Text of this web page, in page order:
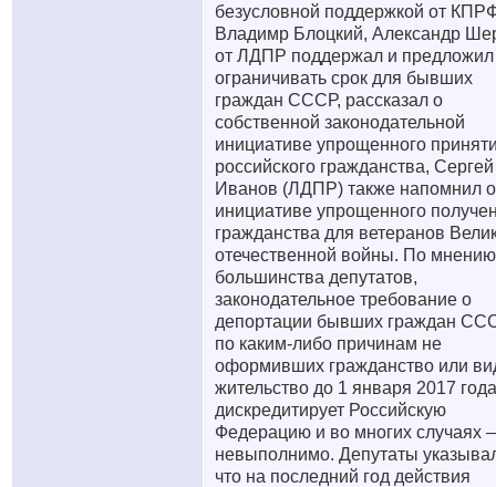
безусловной поддержкой от
Владимр Блоцкий, Александр
от ЛДПР поддержал и предложил
ограничивать срок для бывших
граждан СССР, рассказал о
собственной законодательной
инициативе упрощенного
российского гражданства, Сергей
Иванов (ЛДПР) также напомнил
инициативе упрощенного
гражданства для ветеранов
отечественной войны. По мнению
большинства депутатов,
законодательное требование о
депортации бывших граждан
по каким-либо причинам не
оформивших гражданство или
жительство до 1 января 2017
дискредитирует Российскую
Федерацию и во многих случаях –
невыполнимо. Депутаты
что на последний год действия